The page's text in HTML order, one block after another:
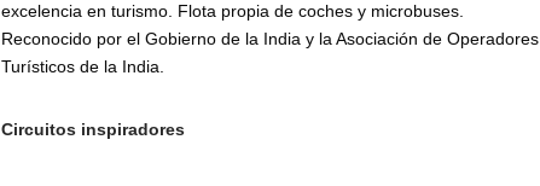
excelencia en turismo. Flota propia de coches y microbuses.
Reconocido por el Gobierno de la India y la Asociación de Operadores
Turísticos de la India.
Circuitos inspiradores